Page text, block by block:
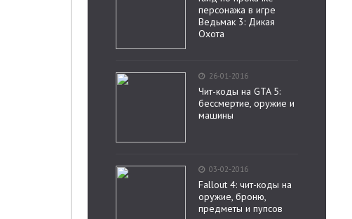
персонажа в игре
Ведьмак 3: Дикая
Охота
26-01-2016
Чит-коды на GTA 5:
бессмертие, оружие и
машины
03-02-2016
Fallout 4: чит-коды на
оружие, броню,
предметы и пупсов